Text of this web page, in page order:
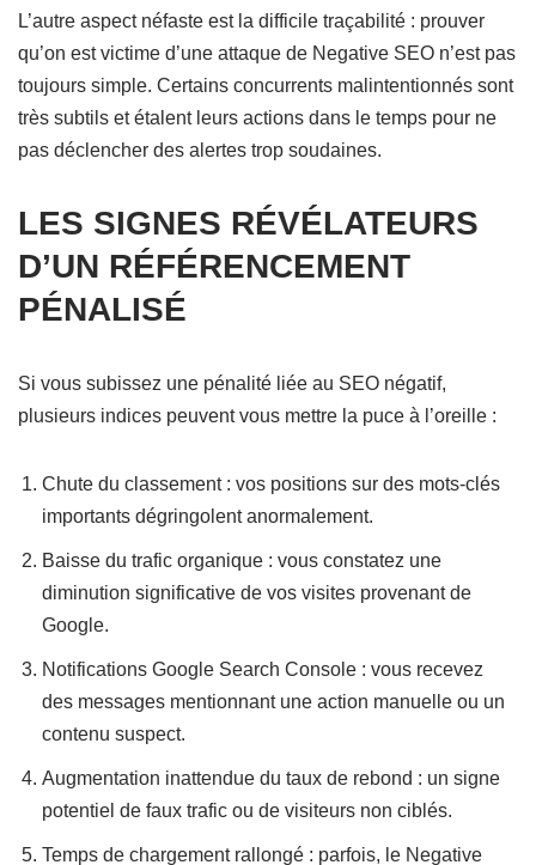
L’autre aspect néfaste est la difficile traçabilité : prouver
qu’on est victime d’une attaque de Negative SEO n’est pas
toujours simple. Certains concurrents malintentionnés sont
très subtils et étalent leurs actions dans le temps pour ne
pas déclencher des alertes trop soudaines.
LES SIGNES RÉVÉLATEURS
D’UN RÉFÉRENCEMENT
PÉNALISÉ
Si vous subissez une pénalité liée au SEO négatif,
plusieurs indices peuvent vous mettre la puce à l’oreille :
Chute du classement : vos positions sur des mots-clés
importants dégringolent anormalement.
Baisse du trafic organique : vous constatez une
diminution significative de vos visites provenant de
Google.
Notifications Google Search Console : vous recevez
des messages mentionnant une action manuelle ou un
contenu suspect.
Augmentation inattendue du taux de rebond : un signe
potentiel de faux trafic ou de visiteurs non ciblés.
Temps de chargement rallongé : parfois, le Negative